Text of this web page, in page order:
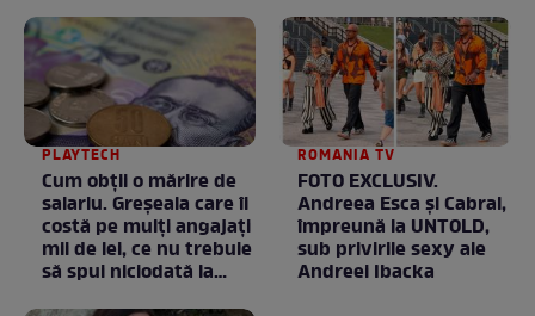
PLAYTECH
Cum obții o mărire de
salariu. Greșeala care îi
costă pe mulți angajați
mii de lei, ce nu trebuie
să spui niciodată la
ROMANIA TV
FOTO EXCLUSIV.
Andreea Esca şi Cabral,
împreună la UNTOLD,
sub privirile sexy ale
Andreei Ibacka